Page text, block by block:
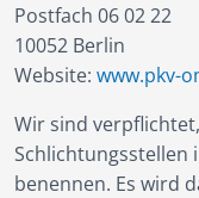
Postfach 06 02 22
10052 Berlin
Website: www.pkv-
Wir sind
Schlichtungsstellen
benennen. Es wird